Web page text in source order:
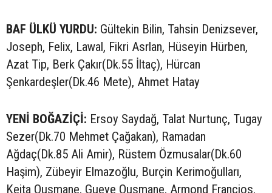
BAF ÜLKÜ YURDU: Gültekin Bilin, Tahsin Denizsever,
Joseph, Felix, Lawal, Fikri Asrlan, Hüseyin Hürben,
Azat Tip, Berk Çakır(Dk.55 İltaç), Hürcan
Şenkardeşler(Dk.46 Mete), Ahmet Hatay
YENİ BOĞAZİÇİ: Ersoy Saydağ, Talat Nurtunç, Tugay
Sezer(Dk.70 Mehmet Çağakan), Ramadan
Ağdaç(Dk.85 Ali Amir), Rüstem Özmusalar(Dk.60
Haşim), Zübeyir Elmazoğlu, Burçin Kerimoğulları,
Keita Ousmane, Gueye Ousmane, Armond Francios,